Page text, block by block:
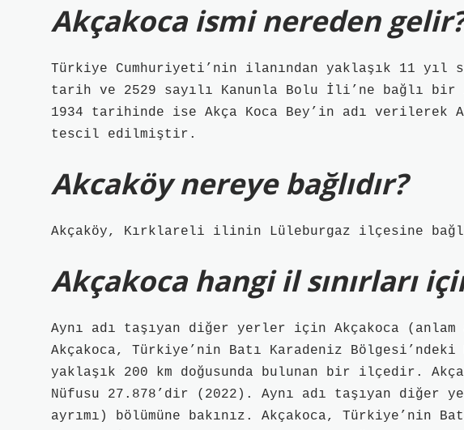
Akçakoca ismi nereden
Türkiye Cumhuriyeti’nin ilanından yaklaşık 11 yıl
tarih ve 2529 sayılı Kanunla Bolu İli’ne bağlı
1934 tarihinde ise Akça Koca Bey’in adı verilerek
tescil edilmiştir.
Akcaköy nereye bağlıdır?
Akçaköy, Kırklareli ilinin Lüleburgaz ilçesine
Akçakoca hangi il sınırları
Aynı adı taşıyan diğer yerler için Akçakoca (anlam
Akçakoca, Türkiye’nin Batı Karadeniz
yaklaşık 200 km doğusunda bulunan bir ilçedir.
Nüfusu 27.878’dir (2022). Aynı adı taşıyan diğer
ayrımı) bölümüne bakınız. Akçakoca, Türkiye’nin